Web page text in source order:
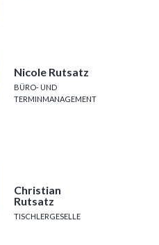
Nicole Rutsatz
BÜRO- UND
TERMINMANAGEMENT
Christian
Rutsatz
TISCHLERGESELLE